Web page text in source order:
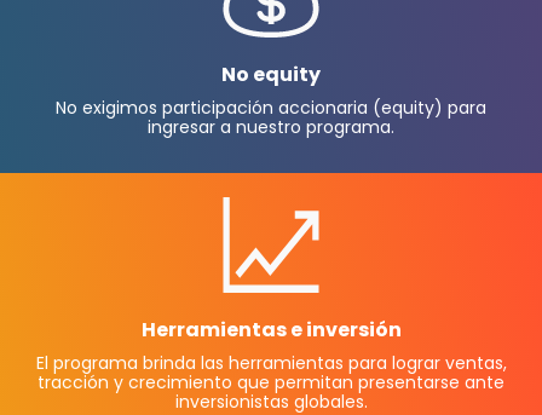
No equity
No exigimos participación accionaria (equity) para
ingresar a nuestro programa.
Herramientas e inversión
El programa brinda las herramientas para lograr ventas,
tracción y crecimiento que permitan presentarse ante
inversionistas globales.